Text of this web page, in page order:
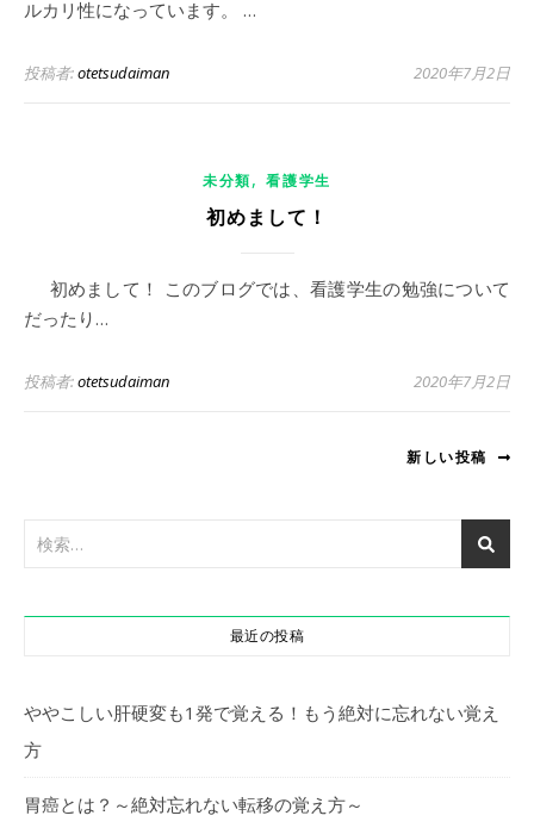
ルカリ性になっています。 …
投稿者:otetsudaiman 2020年7月2日
未分類,看護学生
初めまして！
初めまして！ このブログでは、看護学生の勉強について
だったり…
投稿者:otetsudaiman 2020年7月2日
新しい投稿
最近の投稿
ややこしい肝硬変も1発で覚える！もう絶対に忘れない覚え
方
胃癌とは？～絶対忘れない転移の覚え方～